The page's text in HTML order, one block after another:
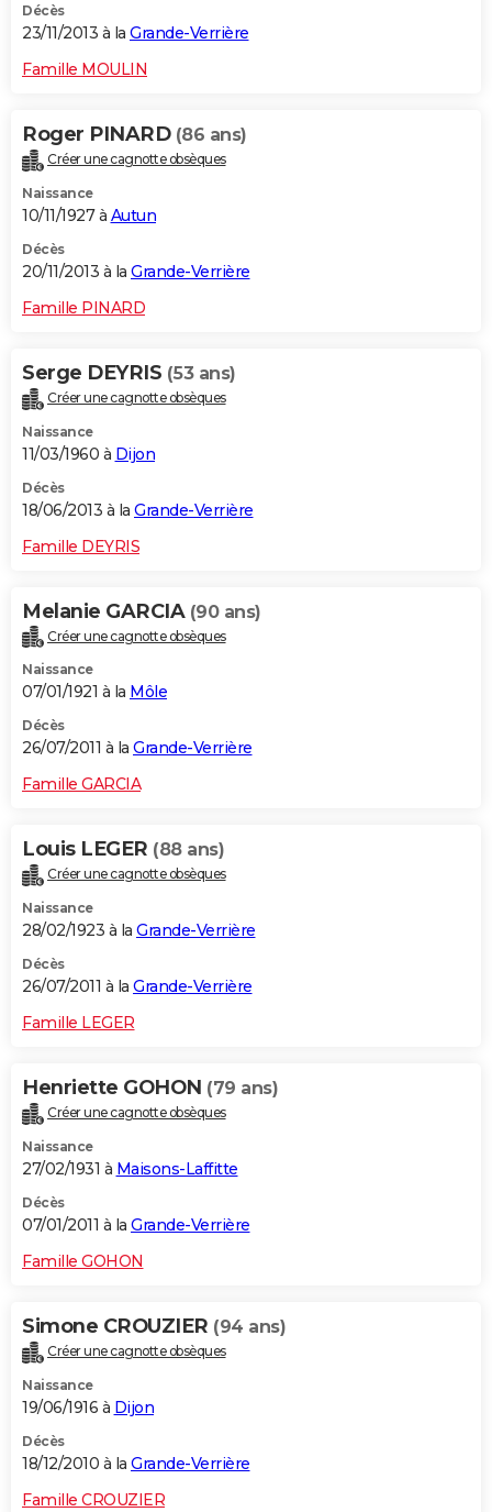
Décès
23/11/2013 à la Grande-Verrière
Famille MOULIN
Roger PINARD (86 ans)
Créer une cagnotte obsèques
Naissance
10/11/1927 à Autun
Décès
20/11/2013 à la Grande-Verrière
Famille PINARD
Serge DEYRIS (53 ans)
Créer une cagnotte obsèques
Naissance
11/03/1960 à Dijon
Décès
18/06/2013 à la Grande-Verrière
Famille DEYRIS
Melanie GARCIA (90 ans)
Créer une cagnotte obsèques
Naissance
07/01/1921 à la Môle
Décès
26/07/2011 à la Grande-Verrière
Famille GARCIA
Louis LEGER (88 ans)
Créer une cagnotte obsèques
Naissance
28/02/1923 à la Grande-Verrière
Décès
26/07/2011 à la Grande-Verrière
Famille LEGER
Henriette GOHON (79 ans)
Créer une cagnotte obsèques
Naissance
27/02/1931 à Maisons-Laffitte
Décès
07/01/2011 à la Grande-Verrière
Famille GOHON
Simone CROUZIER (94 ans)
Créer une cagnotte obsèques
Naissance
19/06/1916 à Dijon
Décès
18/12/2010 à la Grande-Verrière
Famille CROUZIER